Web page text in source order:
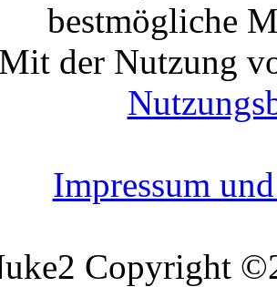
bestmögliche
Mit der Nutzung
Impressum
Copyright